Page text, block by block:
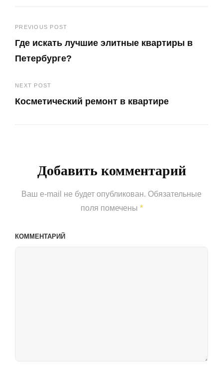
Навигация
по
PREVIOUS POST
Где искать лучшие элитные квартиры в
Петербурге?
Post
NEXT POST
Косметический ремонт в квартире
Добавить комментарий
Ваш e-mail не будет опубликован. Обязательные
поля помечены *
КОММЕНТАРИЙ